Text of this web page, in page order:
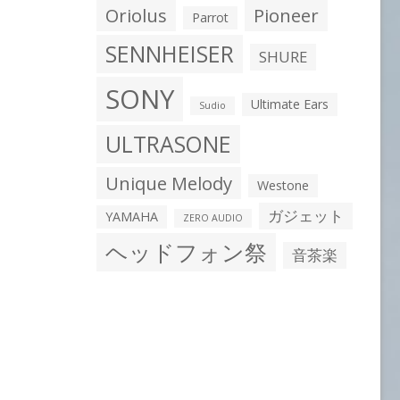
Oriolus
Parrot Pioneer
SENNHEISER SHURE
SONY Sudio Ultimate Ears
ULTRASONE
Unique Melody
Westone
YAMAHA
ZERO AUDIO ガジェット
ヘッドフォン祭 音茶楽